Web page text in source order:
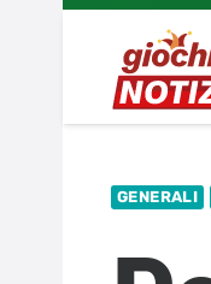
GENERALI